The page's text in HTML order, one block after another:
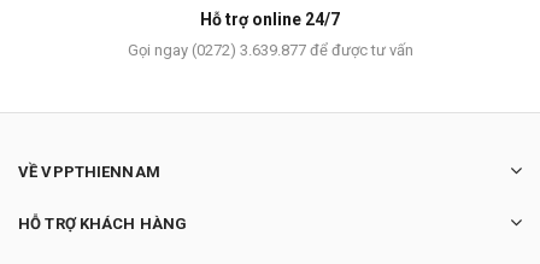
Hỗ trợ online 24/7
Gọi ngay (0272) 3.639.877 để được tư vấn
VỀ VPPTHIENNAM
HỖ TRỢ KHÁCH HÀNG